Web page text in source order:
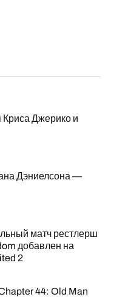
Криса Джерико и
Дэниелсона —
матч рестлерш
добавлен на
2
44: Old Man